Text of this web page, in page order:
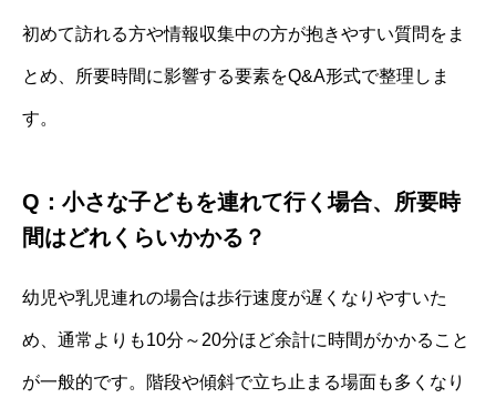
初めて訪れる方や情報収集中の方が抱きやすい質問をま
とめ、所要時間に影響する要素をQ&A形式で整理しま
す。
Q：小さな子どもを連れて行く場合、所要時
間はどれくらいかかる？
幼児や乳児連れの場合は歩行速度が遅くなりやすいた
め、通常よりも10分～20分ほど余計に時間がかかること
が一般的です。階段や傾斜で立ち止まる場面も多くなり